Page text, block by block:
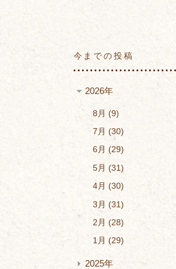
今までの投稿
2026年
8月
9
7月
30
6月
29
5月
31
4月
30
3月
31
2月
28
1月
29
2025年